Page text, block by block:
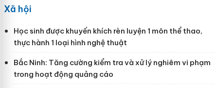
Xã hội
Học sinh được khuyến khích rèn luyện 1 môn thể thao,
thực hành 1 loại hình nghệ thuật
Bắc Ninh: Tăng cường kiểm tra và xử lý nghiêm vi phạm
trong hoạt động quảng cáo